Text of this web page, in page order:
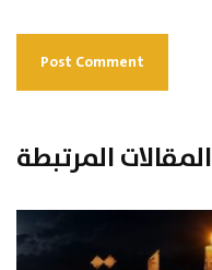
المقالات المرتبطة